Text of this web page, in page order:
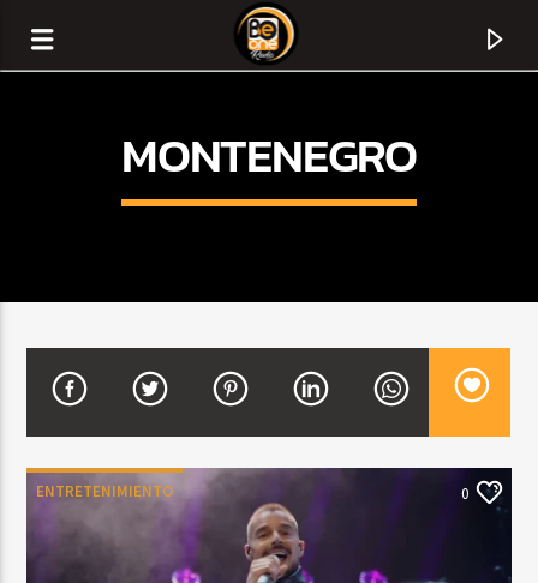
TITLE
MONTENEGRO
ENTRETENIMIENTO 0